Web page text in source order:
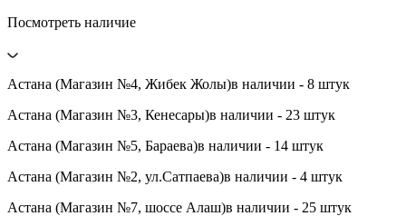
Посмотреть наличие
Астана (Магазин №4, Жибек Жолы)в наличии - 8 штук
Астана (Магазин №3, Кенесары)в наличии - 23 штук
Астана (Магазин №5, Бараева)в наличии - 14 штук
Астана (Магазин №2, ул.Сатпаева)в наличии - 4 штук
Астана (Магазин №7, шоссе Алаш)в наличии - 25 штук